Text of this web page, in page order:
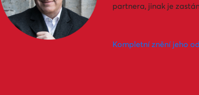
partnera, jinak je
Kompletní znění jeho